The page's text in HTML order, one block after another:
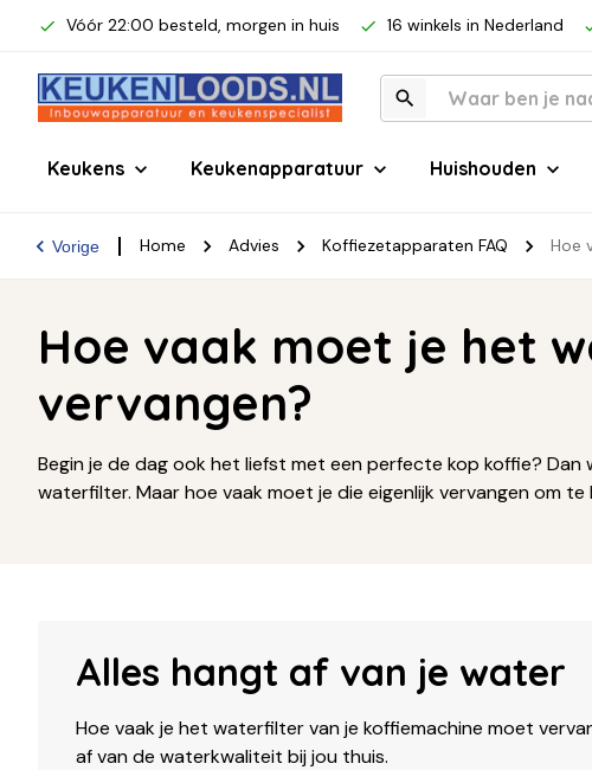
Vóór 22:00 besteld, morgen in huis 16 winkels in Nederland
Keukens Keukenapparatuur Huishouden
Vorige Home Advies Koffiezetapparaten FAQ Hoe
Hoe vaak moet je het
vervangen?
Begin je de dag ook het liefst met een perfecte kop koffie?
waterfilter. Maar hoe vaak moet je die eigenlijk vervangen om
Alles hangt af van je water
Hoe vaak je het waterfilter van je koffiemachine moet
af van de waterkwaliteit bij jou thuis.